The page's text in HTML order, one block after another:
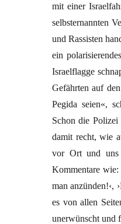
mit einer
selbsternannten
und Rassisten
ein
Israelflagge
Gefährten auf
Pegida seien«,
Schon die
damit recht, wie
vor Ort und uns
Kommentare wie:
man anzünden!‹,
es von allen
unerwünscht und